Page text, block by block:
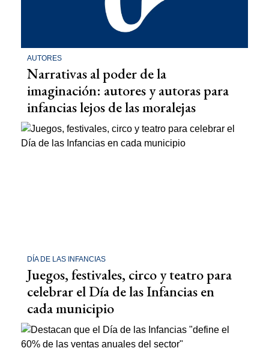
AUTORES
Narrativas al poder de la
imaginación: autores y autoras para
infancias lejos de las moralejas
DÍA DE LAS INFANCIAS
Juegos, festivales, circo y teatro para
celebrar el Día de las Infancias en
cada municipio